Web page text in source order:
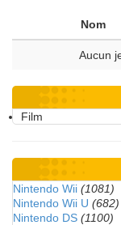
Nom
Aucun
Film
Nintendo Wii (1081)
Nintendo Wii U (682)
Nintendo DS (1100)